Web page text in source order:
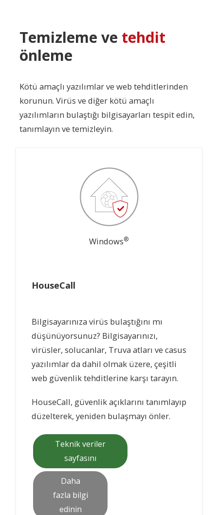
Temizleme ve tehdit
önleme
Kötü amaçlı yazılımlar ve web tehditlerinden
korunun. Virüs ve diğer kötü amaçlı
yazılımların bulaştığı bilgisayarları tespit edin,
tanımlayın ve temizleyin.
Windows®
HouseCall
Bilgisayarınıza virüs bulaştığını mı
düşünüyorsunuz? Bilgisayarınızı,
virüsler, solucanlar, Truva atları ve casus
yazılımlar da dahil olmak üzere, çeşitli
web güvenlik tehditlerine karşı tarayın.
HouseCall, güvenlik açıklarını tanımlayıp
düzelterek, yeniden bulaşmayı önler.
Teknik veriler
sayfasını
Daha
fazla bilgi
edinin